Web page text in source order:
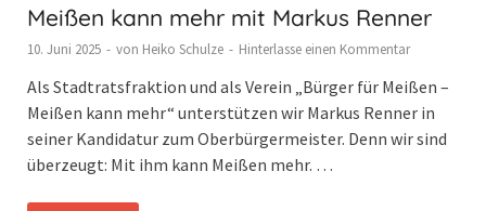
Meißen kann mehr mit Markus Renner
10. Juni 2025 - von Heiko Schulze - Hinterlasse einen Kommentar
Als Stadtratsfraktion und als Verein „Bürger für Meißen –
Meißen kann mehr“ unterstützen wir Markus Renner in
seiner Kandidatur zum Oberbürgermeister. Denn wir sind
überzeugt: Mit ihm kann Meißen mehr. …